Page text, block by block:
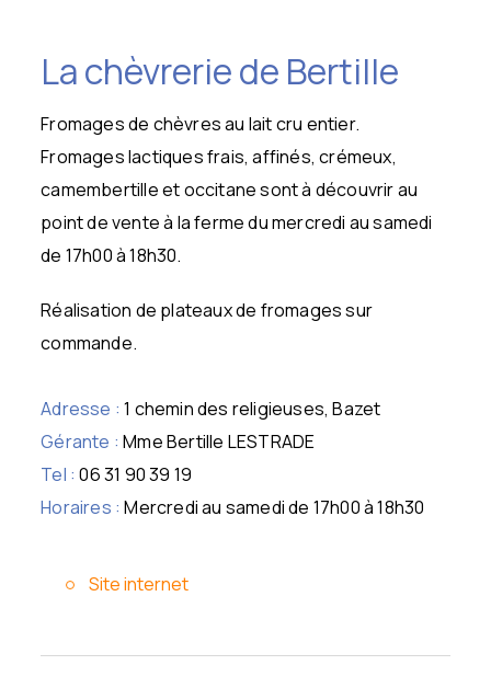
La chèvrerie de Bertille
Fromages de chèvres au lait cru entier.
Fromages lactiques frais, affinés, crémeux,
camembertille et occitane sont à découvrir au
point de vente à la ferme du mercredi au samedi
de 17h00 à 18h30.
Réalisation de plateaux de fromages sur
commande.
Adresse : 1 chemin des religieuses, Bazet
Gérante : Mme Bertille LESTRADE
Tel : 06 31 90 39 19
Horaires : Mercredi au samedi de 17h00 à 18h30
Site internet